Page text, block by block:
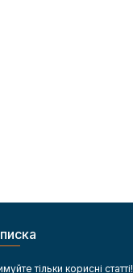
тільки корисні статті!